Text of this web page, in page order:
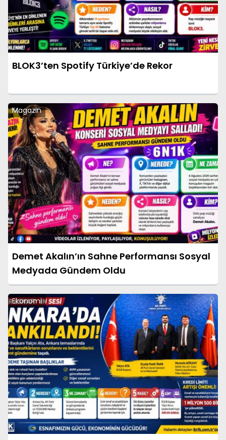
BLOK3’ten Spotify Türkiye’de Rekor
Magazin
Demet Akalın’ın Sahne Performansı Sosyal
Medyada Gündem Oldu
Ekonomi